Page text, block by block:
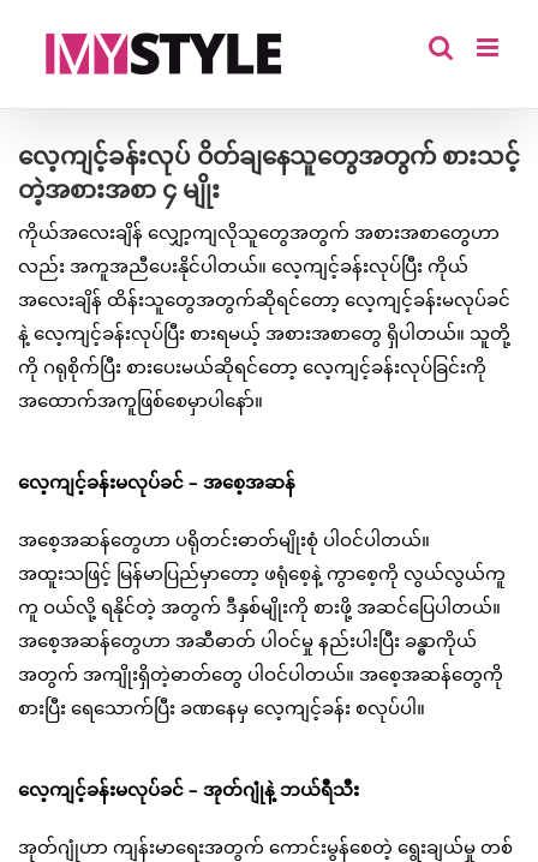
လေ့ကျင့်ခန်းလုပ် ဝိတ်ချနေသူတွေအတွက် စားသင့်
တဲ့အစားအစာ ၄ မျိုး
ကိုယ်အလေးချိန် လျှော့ကျလိုသူတွေအတွက် အစားအစာတွေဟာ
လည်း အကူအညီပေးနိုင်ပါတယ်။ လေ့ကျင့်ခန်းလုပ်ပြီး ကိုယ်
အလေးချိန် ထိန်းသူတွေအတွက်ဆိုရင်တော့ လေ့ကျင့်ခန်းမလုပ်ခင်
နဲ့ လေ့ကျင့်ခန်းလုပ်ပြီး စားရမယ့် အစားအစာတွေ ရှိပါတယ်။ သူတို့
ကို ဂရုစိုက်ပြီး စားပေးမယ်ဆိုရင်တော့ လေ့ကျင့်ခန်းလုပ်ခြင်းကို
အထောက်အကူဖြစ်စေမှာပါနော်။
လေ့ကျင့်ခန်းမလုပ်ခင် – အစေ့အဆန်
အစေ့အဆန်တွေဟာ ပရိုတင်းဓာတ်မျိုးစုံ ပါဝင်ပါတယ်။
အထူးသဖြင့် မြန်မာပြည်မှာတော့ ဖရုံစေ့နဲ့ ကွာစေ့ကို လွယ်လွယ်ကူ
ကူ ဝယ်လို့ ရနိုင်တဲ့ အတွက် ဒီနှစ်မျိုးကို စားဖို့ အဆင်ပြေပါတယ်။
အစေ့အဆန်တွေဟာ အဆီဓာတ် ပါဝင်မှု နည်းပါးပြီး ခန္ဓာကိုယ်
အတွက် အကျိုးရှိတဲ့ဓာတ်တွေ ပါဝင်ပါတယ်။ အစေ့အဆန်တွေကို
စားပြီး ရေသောက်ပြီး ခဏနေမှ လေ့ကျင့်ခန်း စလုပ်ပါ။
လေ့ကျင့်ခန်းမလုပ်ခင် – အုတ်ဂျုံနဲ့ ဘယ်ရီသီး
အုတ်ဂျုံဟာ ကျန်းမာရေးအတွက် ကောင်းမွန်စေတဲ့ ရွေးချယ်မှု တစ်